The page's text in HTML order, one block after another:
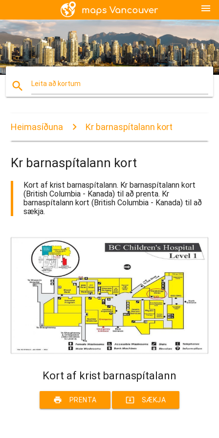
menu
search Leita að kortum
Heimasíðuna Kr barnaspítalann kort
Kr barnaspítalann kort
Kort af krist barnaspítalann. Kr barnaspítalann kort
(British Columbia - Kanada) til að prenta. Kr
barnaspítalann kort (British Columbia - Kanada) til að
sækja.
Kort af krist barnaspítalann
print PRENTA system_update_alt SÆKJA